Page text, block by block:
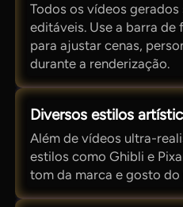
Todos os vídeos
editáveis. Use a barra
para ajustar cenas,
durante a renderização.
Diversos estilos
Além de vídeos ultra-
estilos como Ghibli e
tom da marca e gosto